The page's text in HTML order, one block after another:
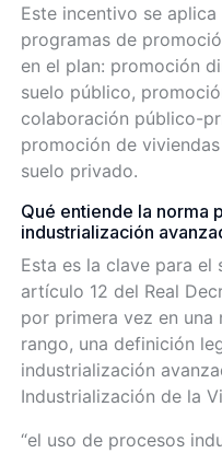
Este incentivo se
programas de
en el plan: promoción
suelo público,
colaboración público-
promoción de
suelo privado.
Qué entiende la norma
industrialización
Esta es la clave para el
artículo 12 del Real
por primera vez en una
rango, una definición
industrialización
Industrialización de la
“el uso de procesos